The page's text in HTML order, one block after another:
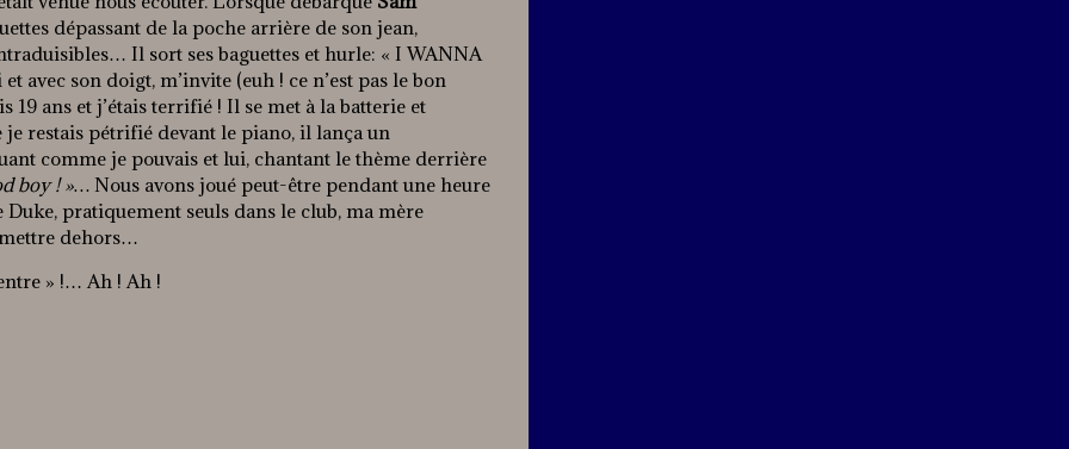
dépassant de la poche arrière de son jean,
Il sort ses baguettes et hurle: « I WANNA
avec son doigt, m’invite (euh ! ce n’est pas le bon
19 ans et j’étais terrifié ! Il se met à la batterie et
restais pétrifié devant le piano, il lança un
comme je pouvais et lui, chantant le thème derrière
boy ! »… Nous avons joué peut-être pendant une heure
pratiquement seuls dans le club, ma mère
dehors…
» !… Ah ! Ah !